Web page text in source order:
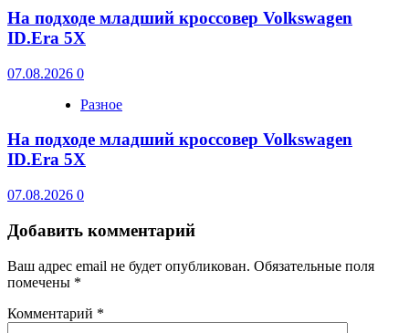
На подходе младший кроссовер Volkswagen
ID.Era 5X
07.08.2026 0
Разное
На подходе младший кроссовер Volkswagen
ID.Era 5X
07.08.2026 0
Добавить комментарий
Ваш адрес email не будет опубликован. Обязательные поля
помечены *
Комментарий *